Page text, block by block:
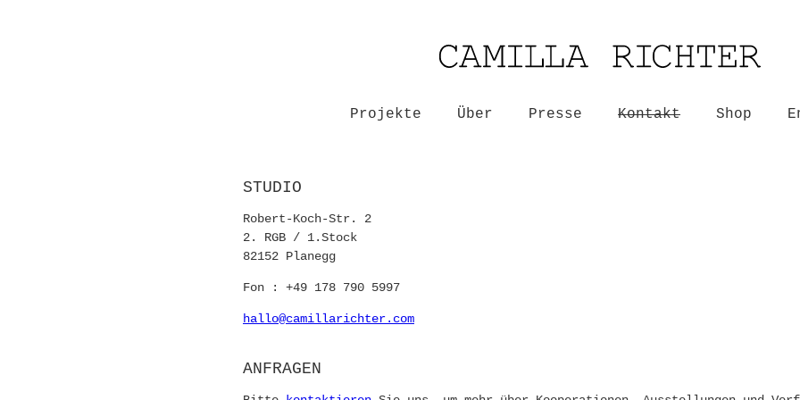
Projekte Über Presse Kontakt Shop
STUDIO
Robert-Koch-Str. 2
2. RGB / 1.Stock
82152 Planegg
Fon : +49 178 790 5997
hallo@camillarichter.com
ANFRAGEN